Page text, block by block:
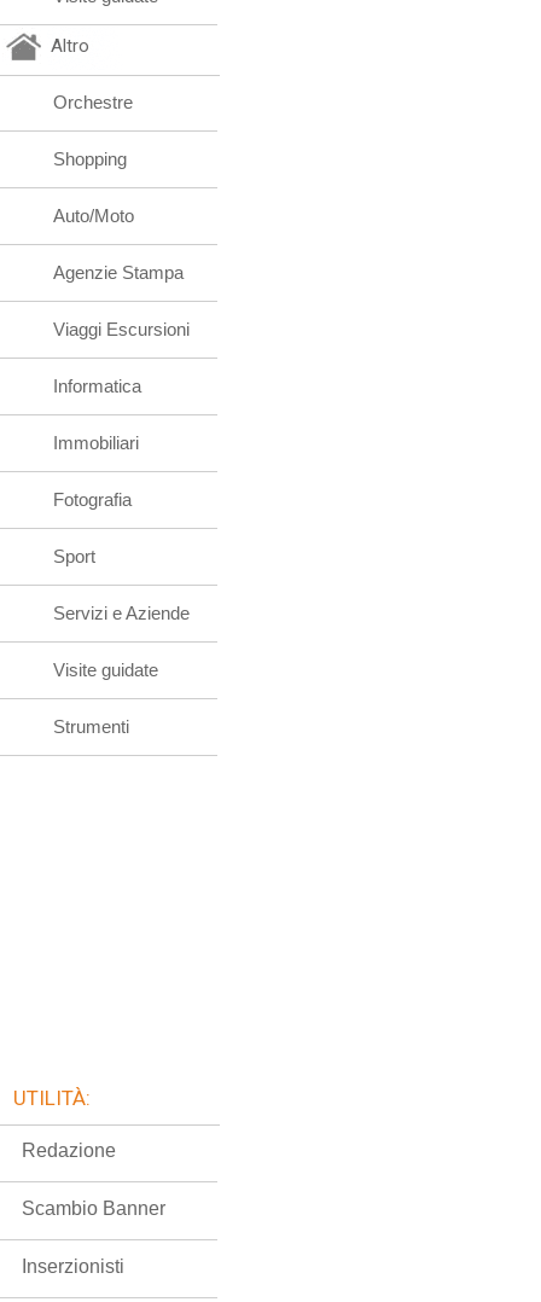
Altro
Orchestre
Shopping
Auto/Moto
Agenzie Stampa
Viaggi Escursioni
Informatica
Immobiliari
Fotografia
Sport
Servizi e Aziende
Visite guidate
Strumenti
UTILITÀ:
Redazione
Scambio Banner
Inserzionisti